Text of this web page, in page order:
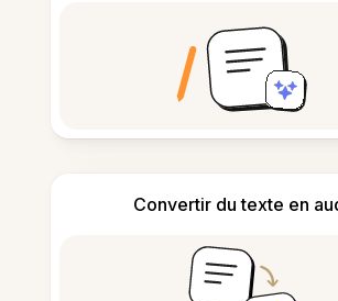
Convertir du texte en